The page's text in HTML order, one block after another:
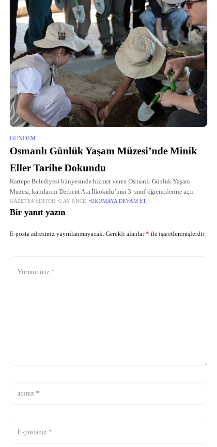
GÜNDEM
Osmanlı Günlük Yaşam Müzesi’nde Minik
Eller Tarihe Dokundu
Kartepe Belediyesi bünyesinde hizmet veren Osmanlı Günlük Yaşam
Müzesi, kapılarını Derbent Ata İlkokulu’nun 3. sınıf öğrencilerine açtı.
GAZETE4 EDITÖR 2 AY ÖNCE OKUMAYA DEVAM ET
Bir yanıt yazın
E-posta adresiniz yayınlanmayacak. Gerekli alanlar* ile işaretlenmişlerdir